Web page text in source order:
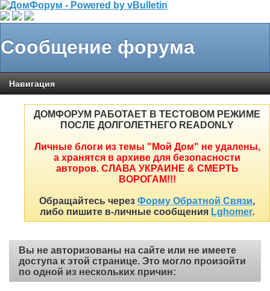
Сообщение форума
Навигация
ДОМФОРУМ РАБОТАЕТ В ТЕСТОВОМ РЕЖИМЕ
ПОСЛЕ ДОЛГОЛЕТНЕГО READONLY
Личные блоги из темы "Мой Дом" не удалены,
а хранятся в архиве для безопасности
авторов. СЛАВА УКРАИНЕ & СМЕРТЬ
ВОРОГАМ!!!
Обращайтесь через Форму Обратной Связи,
либо пишите в-личные сообщения Lghomer.
Вы не авторизованы на сайте или не имеете
доступа к этой странице. Это могло произойти
по одной из нескольких причин: